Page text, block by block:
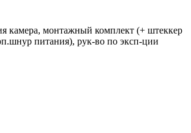
камера, монтажный комплект (+ штеккер
питания), рук-во по эксп-ции